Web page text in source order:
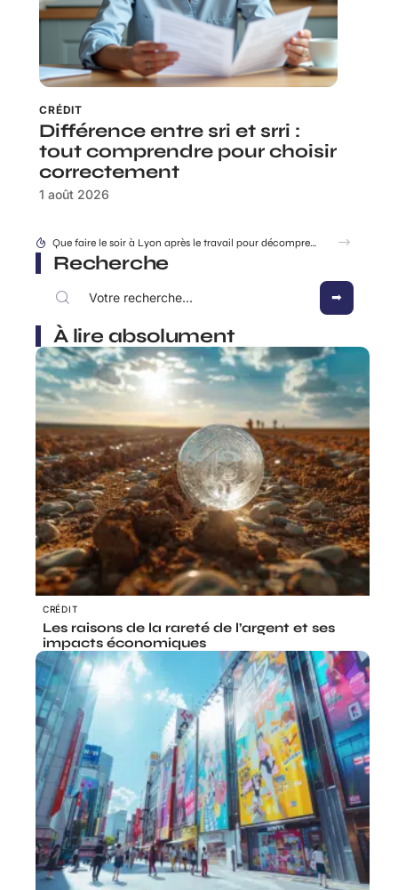
CRÉDIT
Différence entre sri et srri :
tout comprendre pour choisir
correctement
1 août 2026
Que faire le soir à Lyon après le travail pour décompresser vraiment ?
Recherche
À lire absolument
CRÉDIT
Les raisons de la rareté de l’argent et ses
impacts économiques